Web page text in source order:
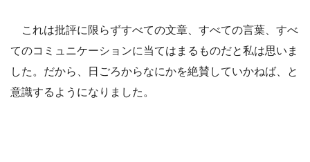
これは批評に限らずすべての文章、すべての言葉、すべ
てのコミュニケーションに当てはまるものだと私は思いま
した。だから、日ごろからなにかを絶賛していかねば、と
意識するようになりました。